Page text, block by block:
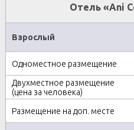
Отель «Ani
Взрослый